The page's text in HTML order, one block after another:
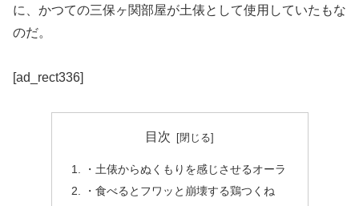
に、かつての三保ヶ関部屋が土俵として使用していたもな
のだ。
[ad_rect336]
目次
・土俵からぬくもりを感じさせるオーラ
・食べるとフワッと崩壊する鶏つくね